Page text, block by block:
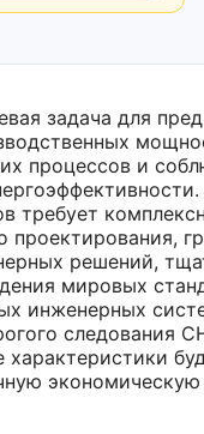
задача для
процессов и
требует
проектирования,
решений,
мировых
инженерных
следования
характеристики
экономическую